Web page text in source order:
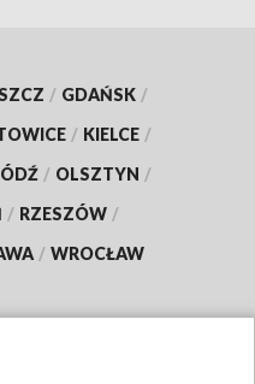
/ GDAŃSK /
/ KIELCE /
/ OLSZTYN /
/ RZESZÓW /
/ WROCŁAW